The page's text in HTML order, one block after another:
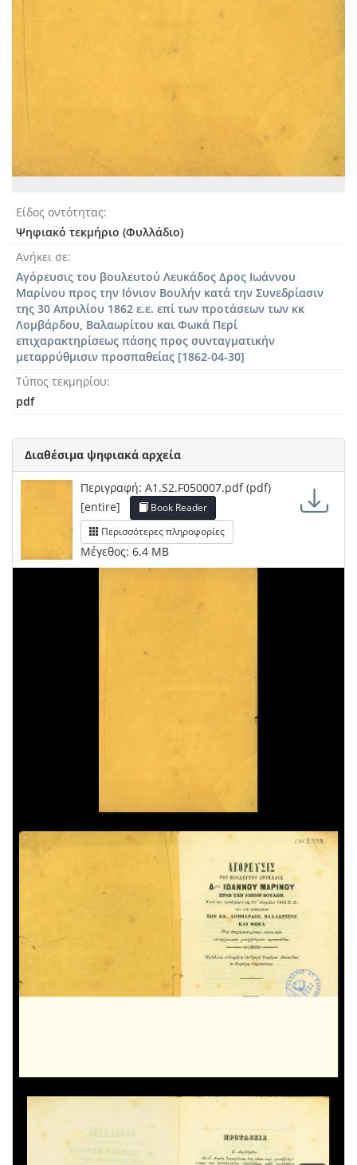
Είδος οντότητας
Ψηφιακό τεκμήριο (Φυλλάδιο)
Ανήκει σε
Αγόρευσις του βουλευτού Λευκάδος Δρος Ιωάννου
Μαρίνου προς την Ιόνιον Βουλήν κατά την Συνεδρίασιν
της 30 Απριλίου 1862 ε.ε. επί των προτάσεων των κκ
Λομβάρδου, Βαλαωρίτου και Φωκά Περί
επιχαρακτηρίσεως πάσης προς συνταγματικήν
μεταρρύθμισιν προσπαθείας [1862-04-30]
Τύπος τεκμηρίου
pdf
Διαθέσιμα ψηφιακά αρχεία
Περιγραφή: A1.S2.F050007.pdf (pdf)
[entire]
Book Reader
Περισσότερες πληροφορίες
Μέγεθος: 6.4 MB